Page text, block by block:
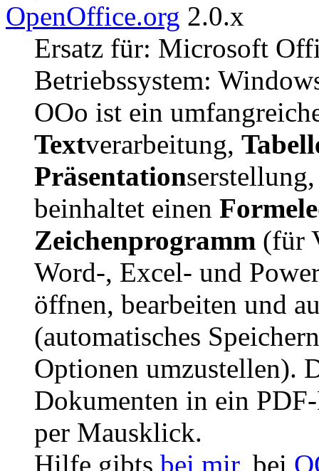
OpenOffice.org 2.0.x
Ersatz für: Microsoft
Betriebssystem:
OOo ist ein
Textverarbeitung,
Präsentation
beinhaltet einen
Zeichenprogramm (für
Word-, Excel- und
öffnen, bearbeiten und
(automatisches
Optionen umzustellen).
Dokumenten in ein
per Mausklick.
Hilfe gibts bei mir, bei